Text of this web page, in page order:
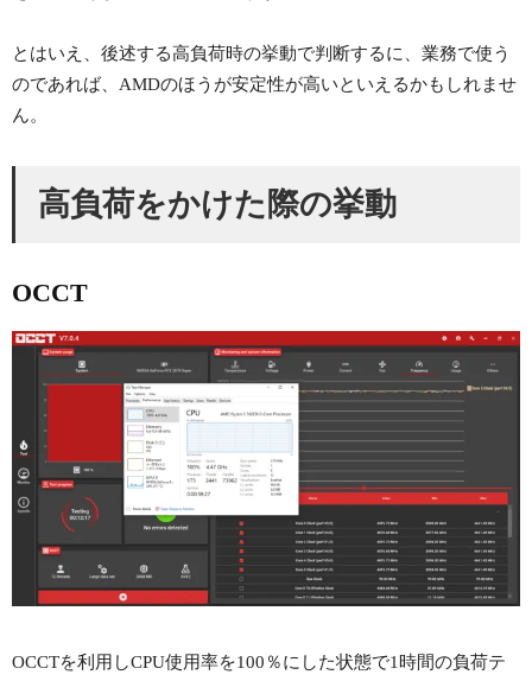
とはいえ、後述する高負荷時の挙動で判断するに、業務で使う
のであれば、AMDのほうが安定性が高いといえるかもしれませ
ん。
高負荷をかけた際の挙動
OCCT
OCCTを利用しCPU使用率を100％にした状態で1時間の負荷テ